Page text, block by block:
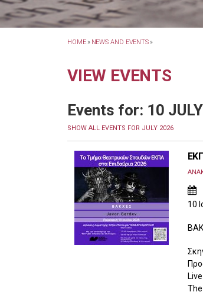
HOME » NEWS AND EVENTS »
VIEW EVENTS
Events for: 10
SHOW ALL EVENTS FOR JULY 2026
10